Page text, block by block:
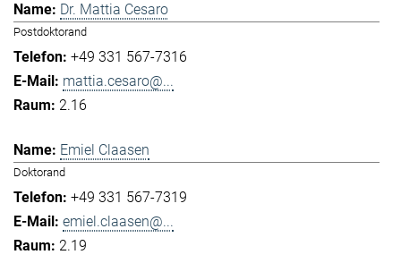
Dr. Mattia Cesaro
Postdoktorand
+49 331 567-7316
mattia.cesaro@...
2.16
Emiel Claasen
Doktorand
+49 331 567-7319
emiel.claasen@...
2.19